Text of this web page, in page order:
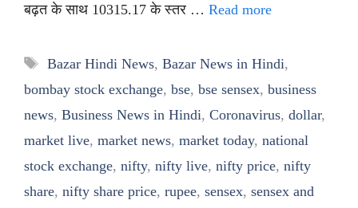
बढ़त के साथ 10315.17 के स्तर … Read more
Tags
Bazar Hindi News, Bazar News in Hindi,
bombay stock exchange, bse, bse sensex, business
news, Business News in Hindi, Coronavirus, dollar,
market live, market news, market today, national
stock exchange, nifty, nifty live, nifty price, nifty
share, nifty share price, rupee, sensex, sensex and